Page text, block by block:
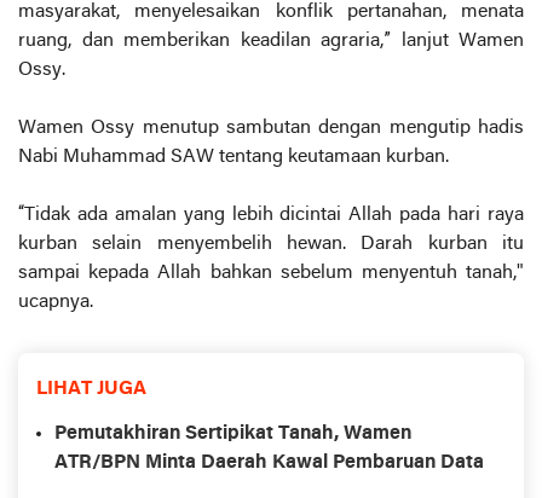
masyarakat, menyelesaikan konflik pertanahan, menata
ruang, dan memberikan keadilan agraria,” lanjut Wamen
Ossy.
Wamen Ossy menutup sambutan dengan mengutip hadis
Nabi Muhammad SAW tentang keutamaan kurban.
“Tidak ada amalan yang lebih dicintai Allah pada hari raya
kurban selain menyembelih hewan. Darah kurban itu
sampai kepada Allah bahkan sebelum menyentuh tanah,"
ucapnya.
LIHAT JUGA
Pemutakhiran Sertipikat Tanah, Wamen
ATR/BPN Minta Daerah Kawal Pembaruan Data